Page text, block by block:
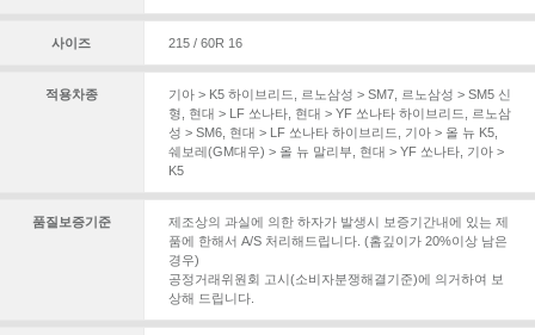
사이즈 215 / 60R 16
적용차종 기아 > K5 하이브리드 르노삼성 > SM7,
르노삼성 > SM5 신
형
현대 > LF 쏘나타, 현대 > YF 쏘나타 하이브리드
르노삼
성 > SM6, 현대 > LF 쏘나타 하이브리드 기아 > 올 뉴 K5,
쉐보레(GM대우) > 올 뉴 말리부
현대 > YF 쏘나타, 기아 >
K5
품질보증기준
제조상의 과실에 의한 하자가 발생시 보증기간내에 있는 제
품에 한해서 A/S 처리해드립니다. (홈깊이가 20%이상 남은
경우)
공정거래위원회 고시(소비자분쟁해결기준)에 의거하여 보
상해 드립니다.